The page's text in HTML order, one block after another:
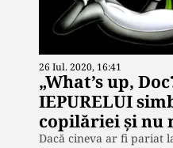
26 Iul. 2020, 16:41
„What’s up,
IEPURELUI
copilăriei și nu
Dacă cineva ar fi pariat